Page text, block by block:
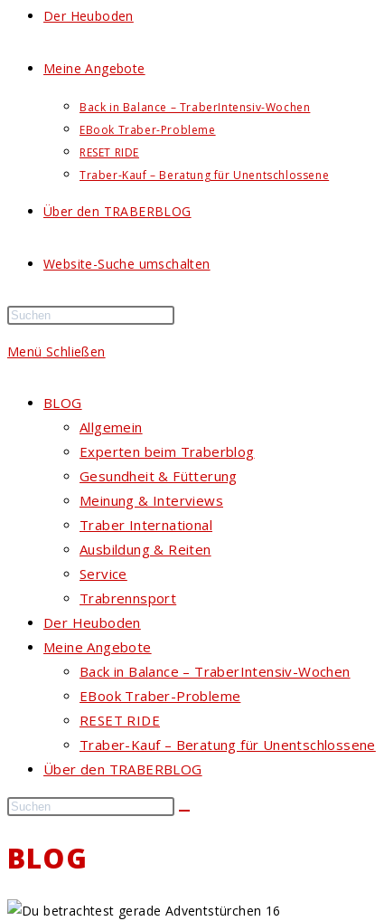
Der Heuboden
Meine Angebote
Back in Balance – TraberIntensiv-Wochen
EBook Traber-Probleme
RESET RIDE
Traber-Kauf – Beratung für Unentschlossene
Über den TRABERBLOG
Website-Suche umschalten
Menü Schließen
BLOG
Allgemein
Experten beim Traberblog
Gesundheit & Fütterung
Meinung & Interviews
Traber International
Ausbildung & Reiten
Service
Trabrennsport
Der Heuboden
Meine Angebote
Back in Balance – TraberIntensiv-Wochen
EBook Traber-Probleme
RESET RIDE
Traber-Kauf – Beratung für Unentschlossene
Über den TRABERBLOG
BLOG